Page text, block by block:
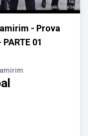
- Prova
01